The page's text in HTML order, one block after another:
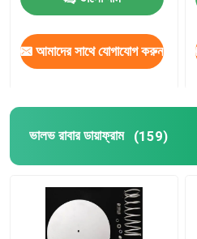
কারখানা পরিদর্শন
আমাদের সাথে যোগাযোগ করুন
ভালভ রাবার ডায়াফ্রাম (159)